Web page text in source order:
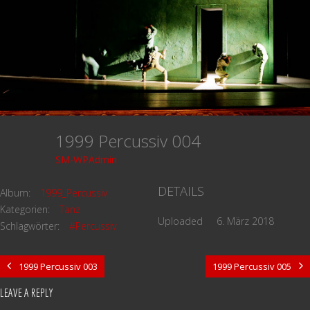
1999 Percussiv 004
SM-WPAdmin
Album:
1999_Percussiv
Kategorien:
Tanz
Schlagwörter:
#Percussiv
DETAILS
Uploaded 6. März 2018
1999 Percussiv 003 1999 Percussiv 005
LEAVE A REPLY